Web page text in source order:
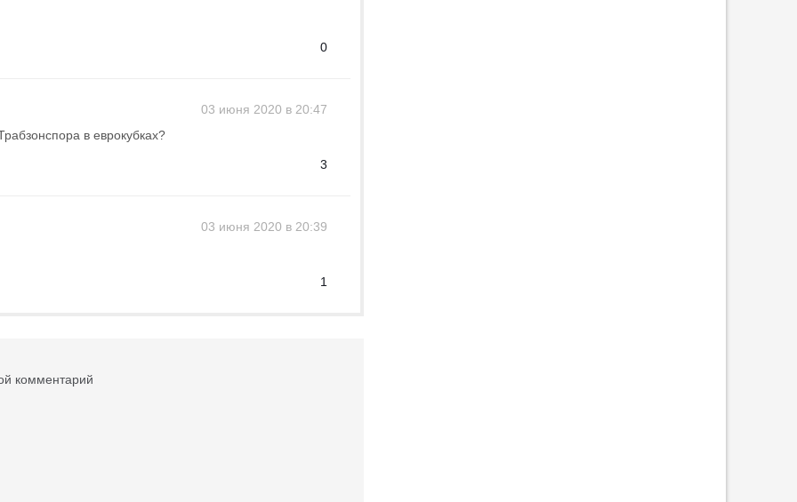
0
03 июня 2020 в 20:47
в еврокубках?
3
03 июня 2020 в 20:39
1
комментарий